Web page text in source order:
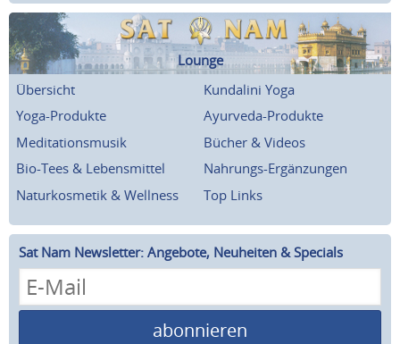
Lounge
Übersicht
Kundalini Yoga
Yoga-Produkte
Ayurveda-Produkte
Meditationsmusik
Bücher & Videos
Bio-Tees & Lebensmittel
Nahrungs-Ergänzungen
Naturkosmetik & Wellness
Top Links
Sat Nam Newsletter: Angebote, Neuheiten & Specials
abonnieren